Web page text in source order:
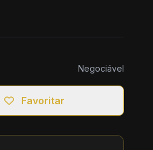
Negociável
Favoritar